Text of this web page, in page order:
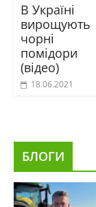
В Україні
вирощують
чорні
помідори
(відео)
18.06.2021
БЛОГИ